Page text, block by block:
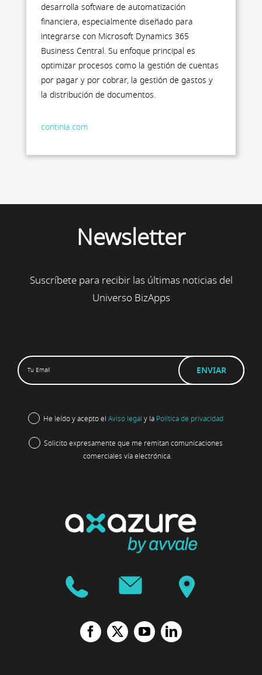
desarrolla software de automatización
financiera, especialmente diseñado para
integrarse con Microsoft Dynamics 365
Business Central. Su enfoque principal es
optimizar procesos como la gestión de cuentas
por pagar y por cobrar, la gestión de gastos y
la distribución de documentos.
continia.com
Newsletter
Suscríbete para recibir las últimas noticias del
Universo BizApps
He leído y acepto el Aviso legal y la Política de privacidad
Solicito expresamente que me remitan comunicaciones
comerciales vía electrónica.